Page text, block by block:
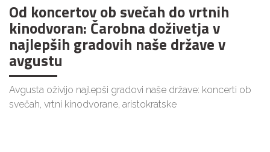
Od koncertov ob svečah do vrtnih
kinodvoran: Čarobna doživetja v
najlepših gradovih naše države v
avgustu
Avgusta oživijo najlepši gradovi naše države: koncerti ob
svečah, vrtni kinodvorane, aristokratske